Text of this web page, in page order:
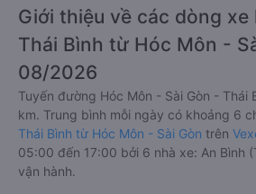
Giới thiệu về các dòng xe
Thái Bình từ Hóc Môn -
08/2026
Tuyến đường Hóc Môn - Sài Gòn - Thái
km. Trung bình mỗi ngày có khoảng 6
Thái Bình từ Hóc Môn - Sài Gòn trên
05:00 đến 17:00 bởi 6 nhà xe: An Bình
vận hành.